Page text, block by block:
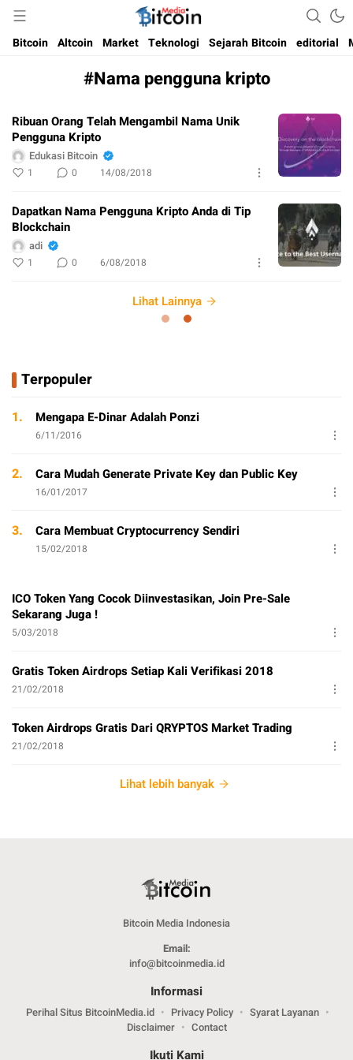
Bitcoin Media Indonesia
Media Bitcoin dan Cryptocurrency, dan Blockchain di Indonesia
Bitcoin Altcoin Market Teknologi Sejarah Bitcoin editorial
#Nama pengguna kripto
Ribuan Orang Telah Mengambil Nama Unik
Pengguna Kripto
Edukasi Bitcoin
1 0 14/08/2018
Dapatkan Nama Pengguna Kripto Anda di Tip
Blockchain
adi
1 0 6/08/2018
Lihat Lainnya
Terpopuler
1. Mengapa E-Dinar Adalah Ponzi
6/11/2016
2. Cara Mudah Generate Private Key dan Public Key
16/01/2017
3. Cara Membuat Cryptocurrency Sendiri
15/02/2018
ICO Token Yang Cocok Diinvestasikan, Join Pre-Sale
Sekarang Juga !
5/03/2018
Gratis Token Airdrops Setiap Kali Verifikasi 2018
21/02/2018
Token Airdrops Gratis Dari QRYPTOS Market Trading
21/02/2018
Lihat lebih banyak
Bitcoin Media Indonesia
Email:
info@bitcoinmedia.id
Informasi
Perihal Situs BitcoinMedia.id Privacy Policy
Syarat Layanan
Disclaimer
Contact
Ikuti Kami